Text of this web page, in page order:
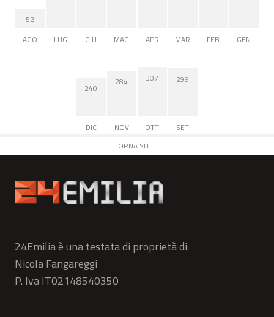
52
AGO
LUG GIU MAG APR MAR FEB GEN
240
DIC
284
NOV
307
OTT
299
SET
TORNA SU
24Emilia è una testata di proprietà di:
Nicola Fangareggi
P. Iva IT02148540350